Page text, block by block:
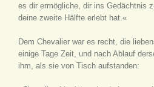
es dir ermögliche, dir ins Gedächtnis
deine zweite Hälfte erlebt hat.«
Dem Chevalier war es recht, die
einige Tage Zeit, und nach Ablauf
ihm, als sie von Tisch aufstanden: